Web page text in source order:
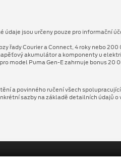
jsou určeny pouze pro informační
řady Courier a Connect, 4 roky nebo
akumulátor a komponenty u
model Puma Gen⁠-⁠E zahrnuje bonus 20
a povinného ručení všech
sazby na základě detailních údajů